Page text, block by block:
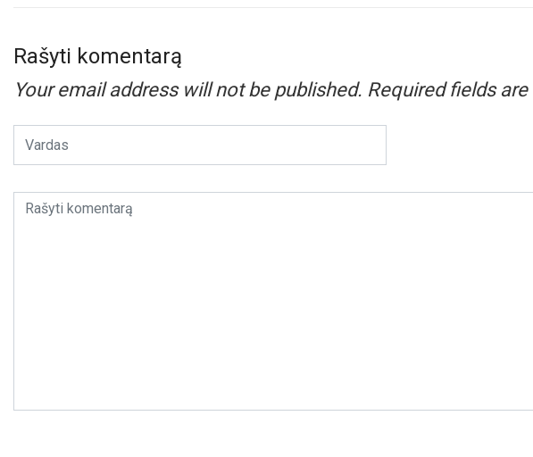
Rašyti komentarą
Your email address will not be published. Required fields